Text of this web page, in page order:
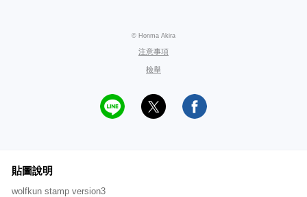
© Honma Akira
注意事項
檢舉
貼圖說明
wolfkun stamp version3